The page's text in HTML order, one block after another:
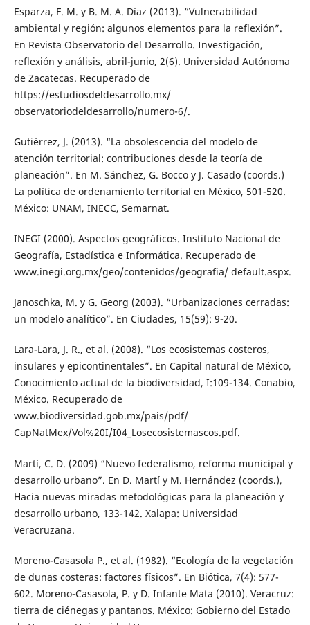
Esparza, F. M. y B. M. A. Díaz (2013). “Vulnerabilidad
ambiental y región: algunos elementos para la reflexión”.
En Revista Observatorio del Desarrollo. Investigación,
reflexión y análisis, abril-junio, 2(6). Universidad Autónoma
de Zacatecas. Recuperado de
https://estudiosdeldesarrollo.mx/
observatoriodeldesarrollo/numero-6/.
Gutiérrez, J. (2013). “La obsolescencia del modelo de
atención territorial: contribuciones desde la teoría de
planeación”. En M. Sánchez, G. Bocco y J. Casado (coords.)
La política de ordenamiento territorial en México, 501-520.
México: UNAM, INECC, Semarnat.
INEGI (2000). Aspectos geográficos. Instituto Nacional de
Geografía, Estadística e Informática. Recuperado de
www.inegi.org.mx/geo/contenidos/geografia/ default.aspx.
Janoschka, M. y G. Georg (2003). “Urbanizaciones cerradas:
un modelo analítico”. En Ciudades, 15(59): 9-20.
Lara-Lara, J. R., et al. (2008). “Los ecosistemas costeros,
insulares y epicontinentales”. En Capital natural de México,
Conocimiento actual de la biodiversidad, I:109-134. Conabio,
México. Recuperado de
www.biodiversidad.gob.mx/pais/pdf/
CapNatMex/Vol%20I/I04_Losecosistemascos.pdf.
Martí, C. D. (2009) “Nuevo federalismo, reforma municipal y
desarrollo urbano”. En D. Martí y M. Hernández (coords.),
Hacia nuevas miradas metodológicas para la planeación y
desarrollo urbano, 133-142. Xalapa: Universidad
Veracruzana.
Moreno-Casasola P., et al. (1982). “Ecología de la vegetación
de dunas costeras: factores físicos”. En Biótica, 7(4): 577-
602. Moreno-Casasola, P. y D. Infante Mata (2010). Veracruz:
tierra de ciénegas y pantanos. México: Gobierno del Estado